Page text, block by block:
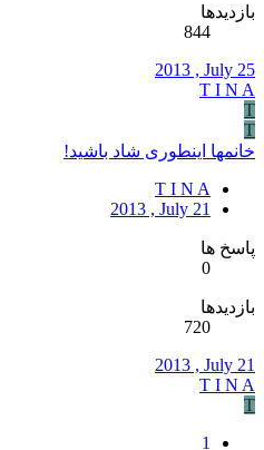
بازدیدها
844
2013 , July 25
T I N A
T
T
خانمها اینطوری شاد باشید!
T I N A
2013 , July 21
پاسخ ها
0
بازدیدها
720
2013 , July 21
T I N A
T
1